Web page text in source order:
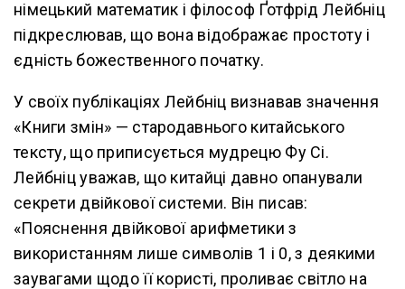
німецький математик і філософ Ґотфрід Лейбніц
підкреслював, що вона відображає простоту і
єдність божественного початку.
У своїх публікаціях Лейбніц визнавав значення
«Книги змін» — стародавнього китайського
тексту, що приписується мудрецю Фу Сі.
Лейбніц уважав, що китайці давно опанували
секрети двійкової системи. Він писав:
«Пояснення двійкової арифметики з
використанням лише символів 1 і 0, з деякими
заувагами щодо її користі, проливає світло на